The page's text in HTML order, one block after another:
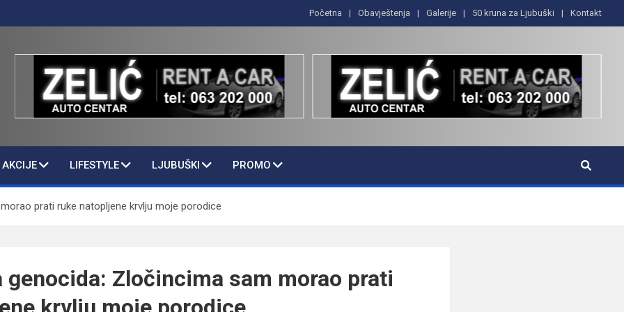
Početna Obavještenja Galerije 50 kruna za Ljubuški Kontakt
LIFESTYLE LJUBUŠKI PROMO
prati ruke natopljene krvlju moje porodice
genocida: Zločincima sam morao prati